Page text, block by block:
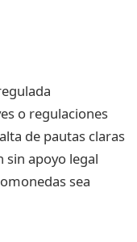
o regulaciones
de pautas claras
sin apoyo legal
sea